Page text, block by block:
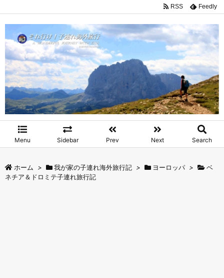
Menu Sidebar Prev Next Search
RSS Feedly
ホーム > 我が家の子連れ海外旅行記 > ヨーロッパ >
ベ
ネチア＆ドロミテ子連れ旅行記